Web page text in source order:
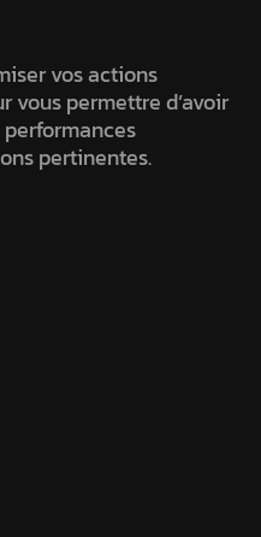
vos actions
vous permettre d’avoir
pertinentes.